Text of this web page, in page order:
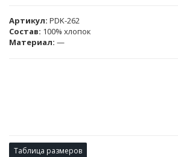
Артикул PDK-262
Состав: 100% хлопок
Материал: —
Таблица размеров